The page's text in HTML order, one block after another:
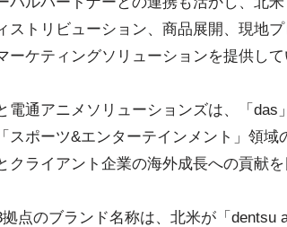
ストリビューション、商品展開、現地
ーケティングソリューションを提供して
電通アニメソリューションズは、「
スポーツ&エンターテインメント」領域
クライアント企業の海外成長への貢献を
点のブランド名称は、北米が「dentsu